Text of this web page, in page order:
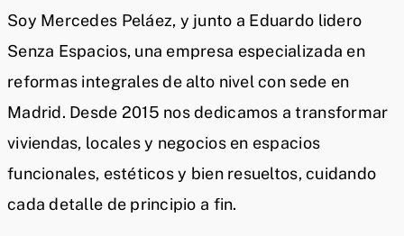
Soy Mercedes Peláez, y junto a Eduardo lidero
Senza Espacios, una empresa especializada en
reformas integrales de alto nivel con sede en
Madrid. Desde 2015 nos dedicamos a transformar
viviendas, locales y negocios en espacios
funcionales, estéticos y bien resueltos, cuidando
cada detalle de principio a fin.